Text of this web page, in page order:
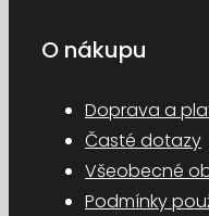
O nákupu
Doprava a
Časté dotazy
Všeobecné
Podmínky